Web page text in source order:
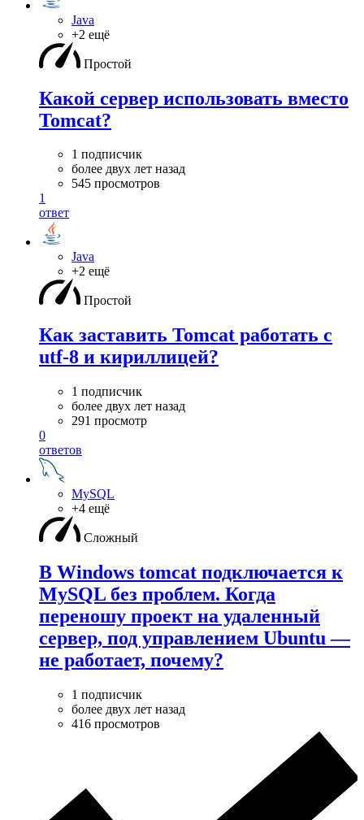
Java
+2 ещё
Простой
Какой сервер использовать вместо
Tomcat?
1 подписчик
более двух лет назад
545 просмотров
1
ответ
Java
+2 ещё
Простой
Как заставить Tomcat работать c
utf-8 и кириллицей?
1 подписчик
более двух лет назад
291 просмотр
0
ответов
MySQL
+4 ещё
Сложный
В Windows tomcat подключается к
MySQL без проблем. Когда
переношу проект на удаленный
сервер, под управлением Ubuntu —
не работает, почему?
1 подписчик
более двух лет назад
416 просмотров